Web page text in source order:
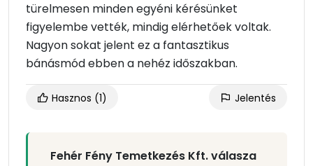
türelmesen minden egyéni kérésünket
figyelembe vették, mindig elérhetőek voltak.
Nagyon sokat jelent ez a fantasztikus
bánásmód ebben a nehéz időszakban.
Hasznos (1) Jelentés
Fehér Fény Temetkezés Kft. válasza